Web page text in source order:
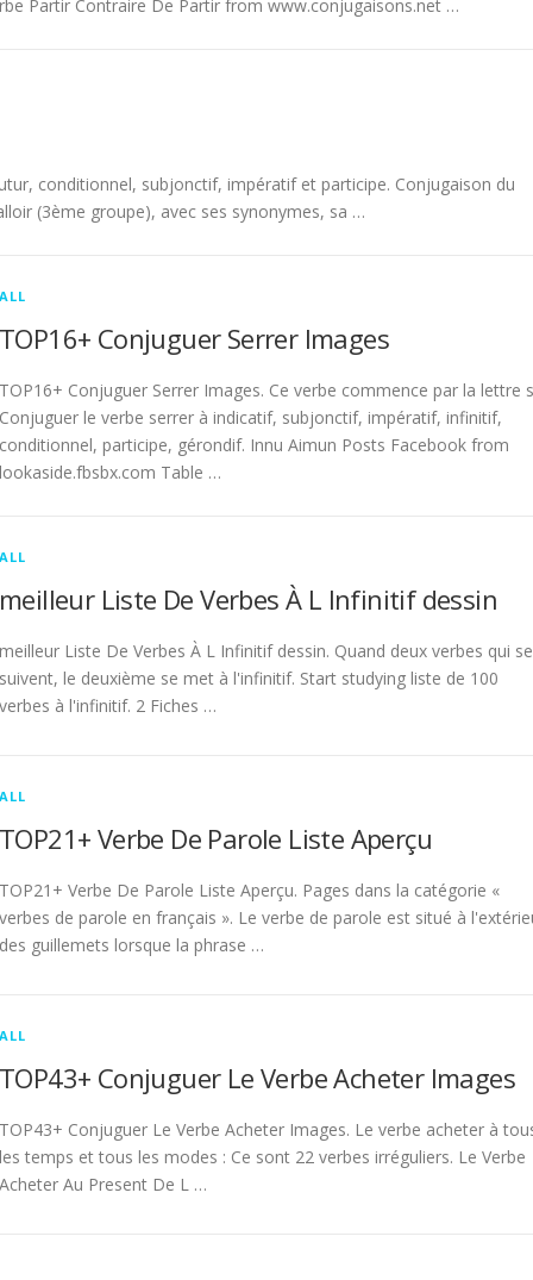
Partir Contraire De Partir from www.conjugaisons.net …
conditionnel, subjonctif, impératif et participe. Conjugaison du
(3ème groupe), avec ses synonymes, sa …
ALL
TOP16+ Conjuguer Serrer Images
TOP16+ Conjuguer Serrer Images. Ce verbe commence par la lettre
Conjuguer le verbe serrer à indicatif, subjonctif, impératif, infinitif,
conditionnel, participe, gérondif. Innu Aimun Posts Facebook from
lookaside.fbsbx.com Table …
ALL
meilleur Liste De Verbes À L Infinitif dessin
meilleur Liste De Verbes À L Infinitif dessin. Quand deux verbes qui se
suivent, le deuxième se met à l'infinitif. Start studying liste de 100
verbes à l'infinitif. 2 Fiches …
ALL
TOP21+ Verbe De Parole Liste Aperçu
TOP21+ Verbe De Parole Liste Aperçu. Pages dans la catégorie «
verbes de parole en français ». Le verbe de parole est situé à
des guillemets lorsque la phrase …
ALL
TOP43+ Conjuguer Le Verbe Acheter Images
TOP43+ Conjuguer Le Verbe Acheter Images. Le verbe acheter à
les temps et tous les modes : Ce sont 22 verbes irréguliers. Le Verbe
Acheter Au Present De L …